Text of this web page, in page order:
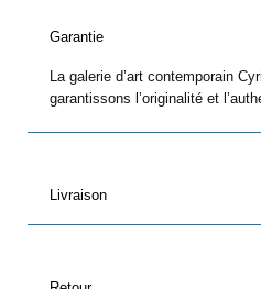
Garantie
La galerie d’art contemporain
garantissons l’originalité et
Livraison